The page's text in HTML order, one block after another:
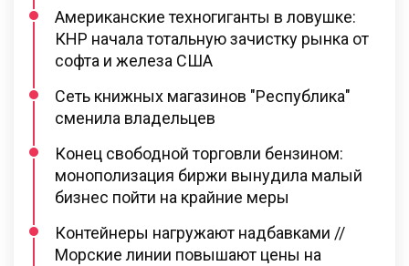
Американские техногиганты в ловушке:
КНР начала тотальную зачистку рынка от
софта и железа США
Сеть книжных магазинов "Республика"
сменила владельцев
Конец свободной торговли бензином:
монополизация биржи вынудила малый
бизнес пойти на крайние меры
Контейнеры нагружают надбавками //
Морские линии повышают цены на